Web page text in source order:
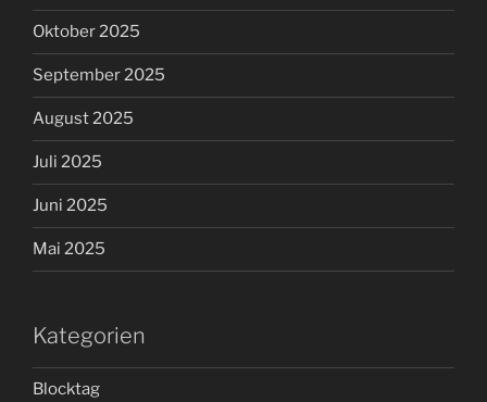
Oktober 2025
September 2025
August 2025
Juli 2025
Juni 2025
Mai 2025
Kategorien
Blocktag